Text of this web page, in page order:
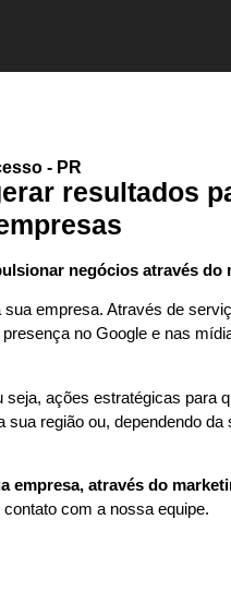
- PR
resultados
negócios através do
empresa. Através de
no Google e nas
ações estratégicas para
sua região ou, dependendo da
empresa, através do
com a nossa equipe.